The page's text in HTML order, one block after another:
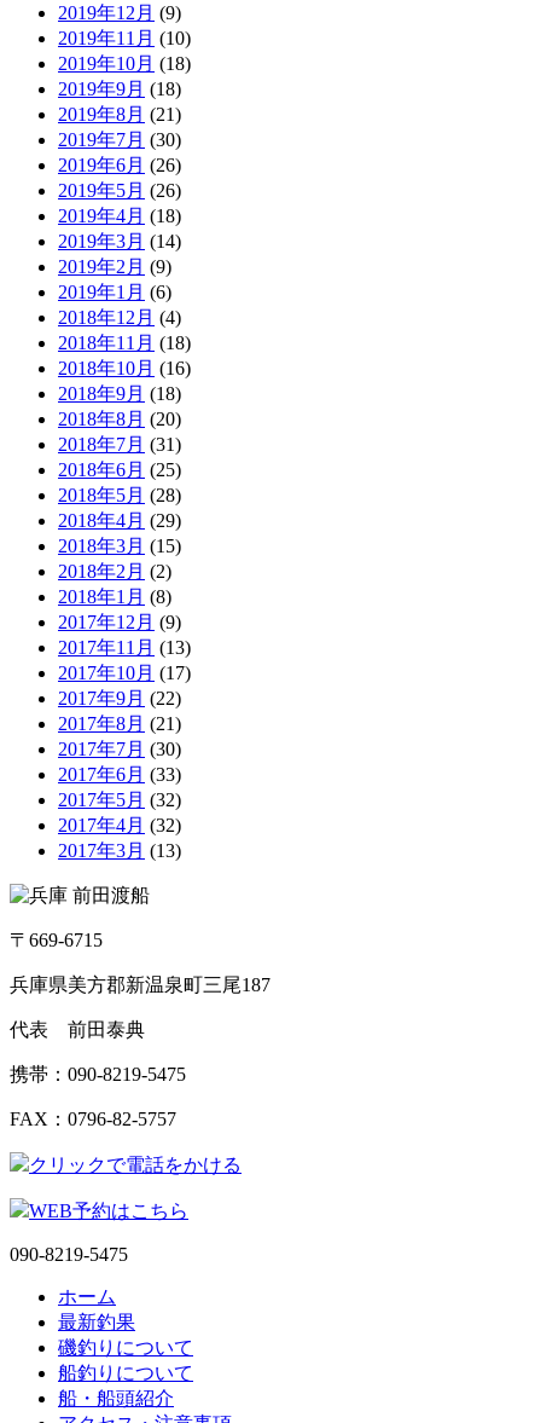
2019年12月 (9)
2019年11月 (10)
2019年10月 (18)
2019年9月 (18)
2019年8月 (21)
2019年7月 (30)
2019年6月 (26)
2019年5月 (26)
2019年4月 (18)
2019年3月 (14)
2019年2月 (9)
2019年1月 (6)
2018年12月 (4)
2018年11月 (18)
2018年10月 (16)
2018年9月 (18)
2018年8月 (20)
2018年7月 (31)
2018年6月 (25)
2018年5月 (28)
2018年4月 (29)
2018年3月 (15)
2018年2月 (2)
2018年1月 (8)
2017年12月 (9)
2017年11月 (13)
2017年10月 (17)
2017年9月 (22)
2017年8月 (21)
2017年7月 (30)
2017年6月 (33)
2017年5月 (32)
2017年4月 (32)
2017年3月 (13)
〒669-6715
兵庫県美方郡新温泉町三尾187
代表 前田泰典
携帯：090-8219-5475
FAX：0796-82-5757
クリックで電話をかける
WEB予約はこちら
090-8219-5475
ホーム
最新釣果
磯釣りについて
船釣りについて
船・船頭紹介